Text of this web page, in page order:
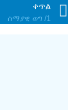
ቀጥል
ሰማያዊ ወግ /1